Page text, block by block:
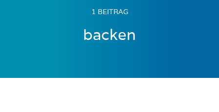
1 BEITRAG
backen